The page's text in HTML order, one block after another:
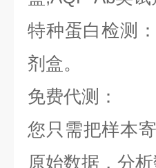
特种蛋白检测
剂盒。
免费代测：
您只需把样本
原始数据，分